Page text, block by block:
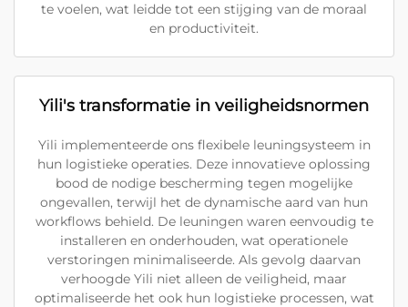
te voelen, wat leidde tot een stijging van de moraal
en productiviteit.
Yili's transformatie in veiligheidsnormen
Yili implementeerde ons flexibele leuningsysteem in
hun logistieke operaties. Deze innovatieve oplossing
bood de nodige bescherming tegen mogelijke
ongevallen, terwijl het de dynamische aard van hun
workflows behield. De leuningen waren eenvoudig te
installeren en onderhouden, wat operationele
verstoringen minimaliseerde. Als gevolg daarvan
verhoogde Yili niet alleen de veiligheid, maar
optimaliseerde het ook hun logistieke processen, wat